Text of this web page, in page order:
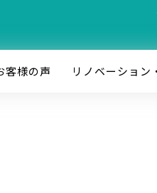
客様の声 リノベーション